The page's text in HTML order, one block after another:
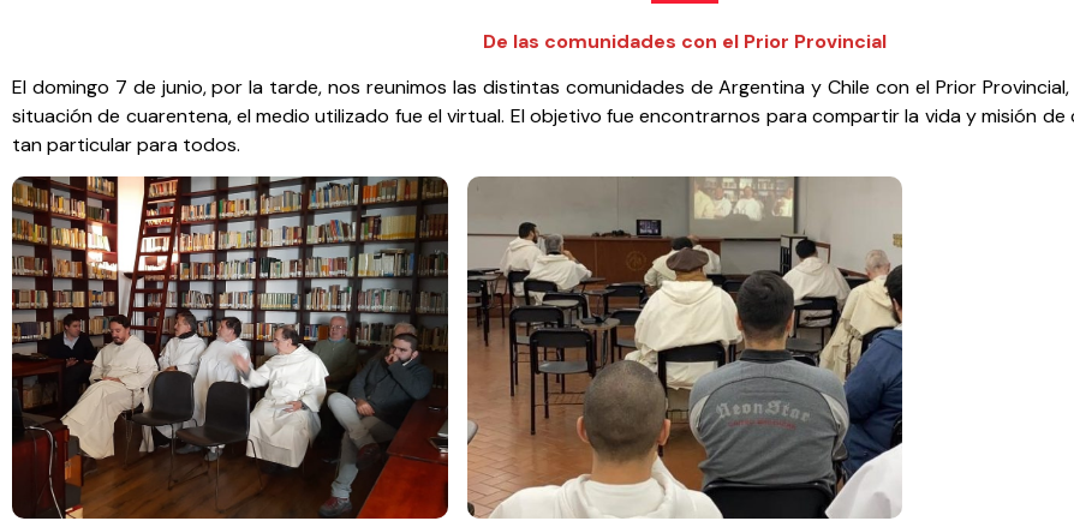
De las comunidades con el Prior Provincial
El domingo 7 de junio, por la tarde, nos reunimos las distintas comunidades de Argentina y Chile con el Prior Provincial,
situación de cuarentena, el medio utilizado fue el virtual. El objetivo fue encontrarnos para compartir la vida y misión
tan particular para todos.